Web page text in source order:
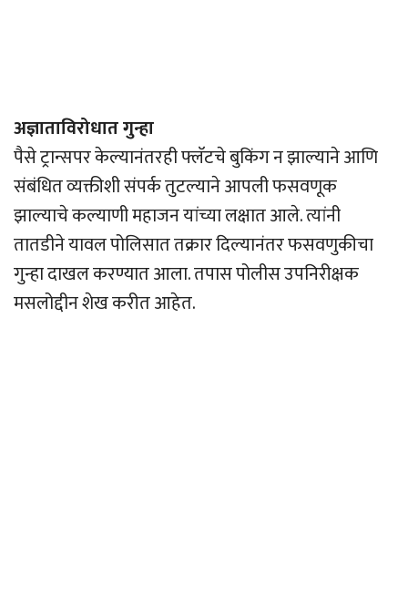
अज्ञाताविरोधात गुन्हा
पैसे ट्रान्सपर केल्यानंतरही फ्लॅटचे बुकिंग न झाल्याने आणि
संबंधित व्यक्तीशी संपर्क तुटल्याने आपली फसवणूक
झाल्याचे कल्याणी महाजन यांच्या लक्षात आले. त्यांनी
तातडीने यावल पोलिसात तक्रार दिल्यानंतर फसवणुकीचा
गुन्हा दाखल करण्यात आला. तपास पोलीस उपनिरीक्षक
मसलोद्दीन शेख करीत आहेत.